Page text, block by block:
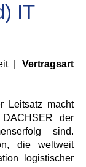
IT
|Vertragsart
Leitsatz macht
der
sind.
die weltweit
logistischer